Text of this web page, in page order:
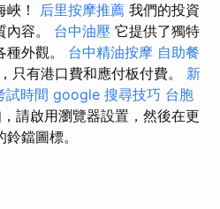
峽！ 后里按摩推薦 我們的投資
容。 台中油壓 它提供了獨特
外觀。 台中精油按摩 自助餐
只有港口費和應付板付費。 新
試時間 google 搜尋技巧 台胞
請啟用瀏覽器設置，然後在更
鐺圖標。